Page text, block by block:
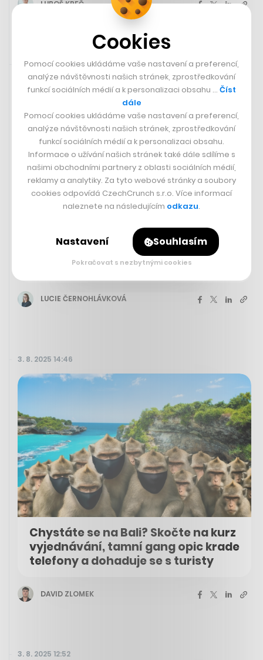
LUBOŠ KREČ
3. 8. 2025 17:43
Miliardoví vojáčci z plastu, české
plány kuchařky Kamu a insolvence
kdysi hvězdného Woltairu
LUCIE ČERNOHLÁVKOVÁ
3. 8. 2025 14:46
Chystáte se na Bali? Skočte na kurz
vyjednávání, tamní gang opic krade
telefony a dohaduje se s turisty
DAVID ZLOMEK
3. 8. 2025 12:52
Cookies
Pomocí cookies ukládáme vaše nastavení a preferencí,
analýze návštěvnosti našich stránek, zprostředkování
funkcí sociálních médií a k personalizaci obsahu … Číst
dále
Pomocí cookies ukládáme vaše nastavení a preferencí,
analýze návštěvnosti našich stránek, zprostředkování
funkcí sociálních médií a k personalizaci obsahu.
Informace o užívání našich stránek také dále sdílíme s
našimi obchodními partnery z oblasti sociálních médií,
reklamy a analytiky. Za tyto webové stránky a soubory
cookies odpovídá CzechCrunch s.r.o. Více informací
naleznete na následujícím odkazu.
Nastavení Souhlasím
Pokračovat s nezbytnými cookies